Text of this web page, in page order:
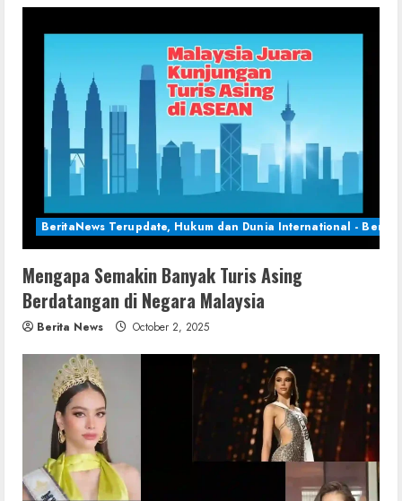
BeritaNews Terupdate, Hukum dan Dunia International - Berita
Mengapa Semakin Banyak Turis Asing
Berdatangan di Negara Malaysia
Berita News October 2, 2025